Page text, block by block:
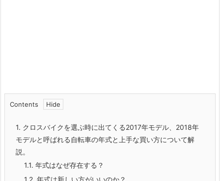
Contents
1. クロスバイクを選ぶ時に出てくる2017年モデル、2018年
モデルと呼ばれる自転車の年式と上手な買い方について解
説。
1.1. 年式はなぜ存在する？
1.2. 年式は新しい方がいいのか？